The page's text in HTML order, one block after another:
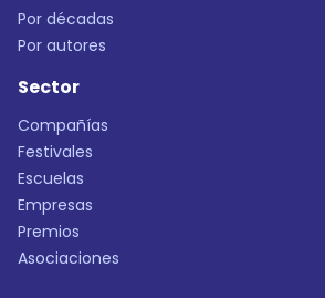
Por décadas
Por autores
Sector
Compañías
Festivales
Escuelas
Empresas
Premios
Asociaciones